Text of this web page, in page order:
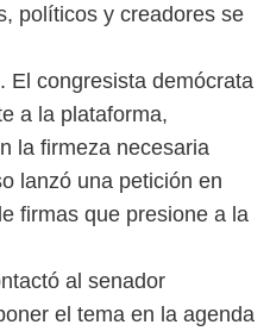
políticos y creadores se
El congresista demócrata
a la plataforma,
la firmeza necesaria
lanzó una petición en
firmas que presione a la
al senador
el tema en la agenda